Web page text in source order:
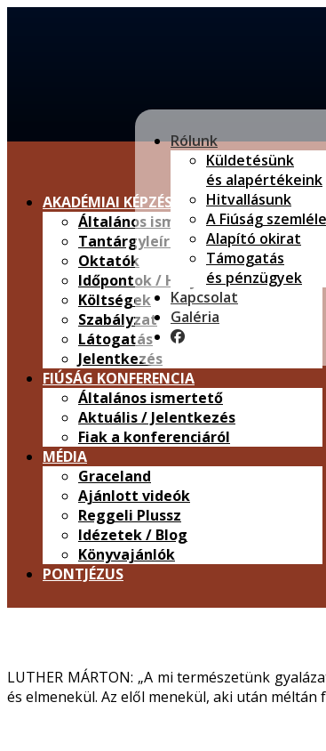
Rólunk
Küldetésünk
és alapértékeink
Hitvallásunk
A Fiúság
Alapító okirat
Támogatás
és pénzügyek
Kapcsolat
Galéria
AKADÉMIAI KÉPZÉS
Általános ismertető
Tantárgyleírások
Oktatók
Időpontok / Helyszínek
Költségek
Szabályzat
Látogatás
Jelentkezés
FIÚSÁG KONFERENCIA
Általános ismertető
Aktuális / Jelentkezés
Fiak a konferenciáról
MÉDIA
Graceland
Ajánlott videók
Reggeli Plussz
Idézetek / Blog
Könyvajánlók
PONTJÉZUS
LUTHER MÁRTON: „A mi természetünk
és elmenekül. Az elől menekül, aki után